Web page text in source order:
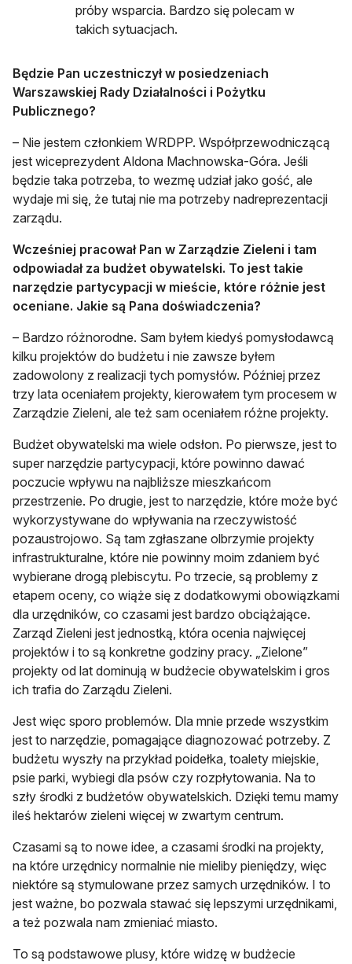
próby wsparcia. Bardzo się polecam w
takich sytuacjach.
Będzie Pan uczestniczył w posiedzeniach
Warszawskiej Rady Działalności i Pożytku
Publicznego?
– Nie jestem członkiem WRDPP. Współprzewodniczącą
jest wiceprezydent Aldona Machnowska-Góra. Jeśli
będzie taka potrzeba, to wezmę udział jako gość, ale
wydaje mi się, że tutaj nie ma potrzeby nadreprezentacji
zarządu.
Wcześniej pracował Pan w Zarządzie Zieleni i tam
odpowiadał za budżet obywatelski. To jest takie
narzędzie partycypacji w mieście, które różnie jest
oceniane. Jakie są Pana doświadczenia?
– Bardzo różnorodne. Sam byłem kiedyś pomysłodawcą
kilku projektów do budżetu i nie zawsze byłem
zadowolony z realizacji tych pomysłów. Później przez
trzy lata oceniałem projekty, kierowałem tym procesem w
Zarządzie Zieleni, ale też sam oceniałem różne projekty.
Budżet obywatelski ma wiele odsłon. Po pierwsze, jest to
super narzędzie partycypacji, które powinno dawać
poczucie wpływu na najbliższe mieszkańcom
przestrzenie. Po drugie, jest to narzędzie, które może być
wykorzystywane do wpływania na rzeczywistość
pozaustrojowo. Są tam zgłaszane olbrzymie projekty
infrastrukturalne, które nie powinny moim zdaniem być
wybierane drogą plebiscytu. Po trzecie, są problemy z
etapem oceny, co wiąże się z dodatkowymi obowiązkami
dla urzędników, co czasami jest bardzo obciążające.
Zarząd Zieleni jest jednostką, która ocenia najwięcej
projektów i to są konkretne godziny pracy. „Zielone”
projekty od lat dominują w budżecie obywatelskim i gros
ich trafia do Zarządu Zieleni.
Jest więc sporo problemów. Dla mnie przede wszystkim
jest to narzędzie, pomagające diagnozować potrzeby. Z
budżetu wyszły na przykład poidełka, toalety miejskie,
psie parki, wybiegi dla psów czy rozpłytowania. Na to
szły środki z budżetów obywatelskich. Dzięki temu mamy
ileś hektarów zieleni więcej w zwartym centrum.
Czasami są to nowe idee, a czasami środki na projekty,
na które urzędnicy normalnie nie mieliby pieniędzy, więc
niektóre są stymulowane przez samych urzędników. I to
jest ważne, bo pozwala stawać się lepszymi urzędnikami,
a też pozwala nam zmieniać miasto.
To są podstawowe plusy, które widzę w budżecie